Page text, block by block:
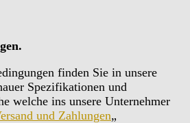
finden Sie in unsere
Spezifikationen und
welche ins unsere Unternehmer
und Zahlungen„